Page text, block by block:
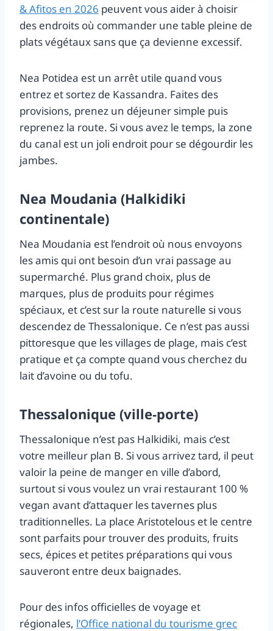
& Afitos en 2026 peuvent vous aider à choisir
des endroits où commander une table pleine de
plats végétaux sans que ça devienne excessif.
Nea Potidea est un arrêt utile quand vous
entrez et sortez de Kassandra. Faites des
provisions, prenez un déjeuner simple puis
reprenez la route. Si vous avez le temps, la zone
du canal est un joli endroit pour se dégourdir les
jambes.
Nea Moudania (Halkidiki
continentale)
Nea Moudania est l’endroit où nous envoyons
les amis qui ont besoin d’un vrai passage au
supermarché. Plus grand choix, plus de
marques, plus de produits pour régimes
spéciaux, et c’est sur la route naturelle si vous
descendez de Thessalonique. Ce n’est pas aussi
pittoresque que les villages de plage, mais c’est
pratique et ça compte quand vous cherchez du
lait d’avoine ou du tofu.
Thessalonique (ville‑porte)
Thessalonique n’est pas Halkidiki, mais c’est
votre meilleur plan B. Si vous arrivez tard, il peut
valoir la peine de manger en ville d’abord,
surtout si vous voulez un vrai restaurant 100 %
vegan avant d’attaquer les tavernes plus
traditionnelles. La place Aristotelous et le centre
sont parfaits pour trouver des produits, fruits
secs, épices et petites préparations qui vous
sauveront entre deux baignades.
Pour des infos officielles de voyage et
régionales, l’Office national du tourisme grec